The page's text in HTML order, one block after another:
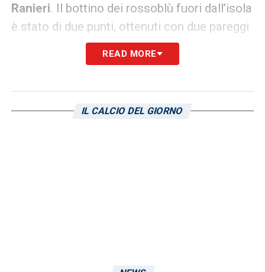
Ranieri. Il bottino dei rossoblù fuori dall’isola
è stato di due punti, ottenuti con due pareggi
presso le case di neTorino e Salernitana. Per
il resto nessun successo e ben nove
READ MORE
IL CALCIO DEL GIORNO